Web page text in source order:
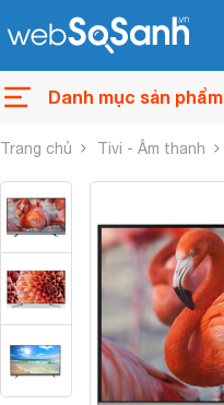
Danh mục sản phẩm
Trang chủ Tivi - Âm thanh